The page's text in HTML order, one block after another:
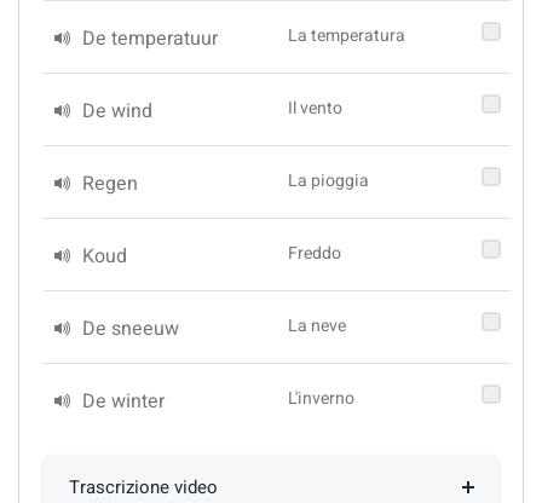
De temperatuur La temperatura
De wind Il vento
Regen La pioggia
Koud Freddo
De sneeuw La neve
De winter L'inverno
Trascrizione video